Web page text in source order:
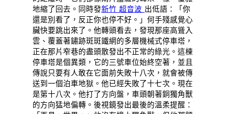
地縮了回去。同時發新竹 超音波 出低語：「你
還是別看了，反正你也停不好。」何手殘感覺心
臟快要跳出來了。他轉頭看去，發現那座高聳入
雲、覆蓋著鏽跡斑斑鐵網的多層機械式停車塔，
正在那片窄巷的盡頭散發出不正常的綠光。這棟
停車塔是個異類，它的三號車位始終空著，並且
傳說只要有人敢在它面前失敗十八次，就會被傳
送到一個泊車地獄。他已經失敗了十七次。現在
是第十八次。他打了方向盤，車頭朝著銅獨角獸
的方向猛地偏轉。後視鏡發出最後的溫柔提醒：